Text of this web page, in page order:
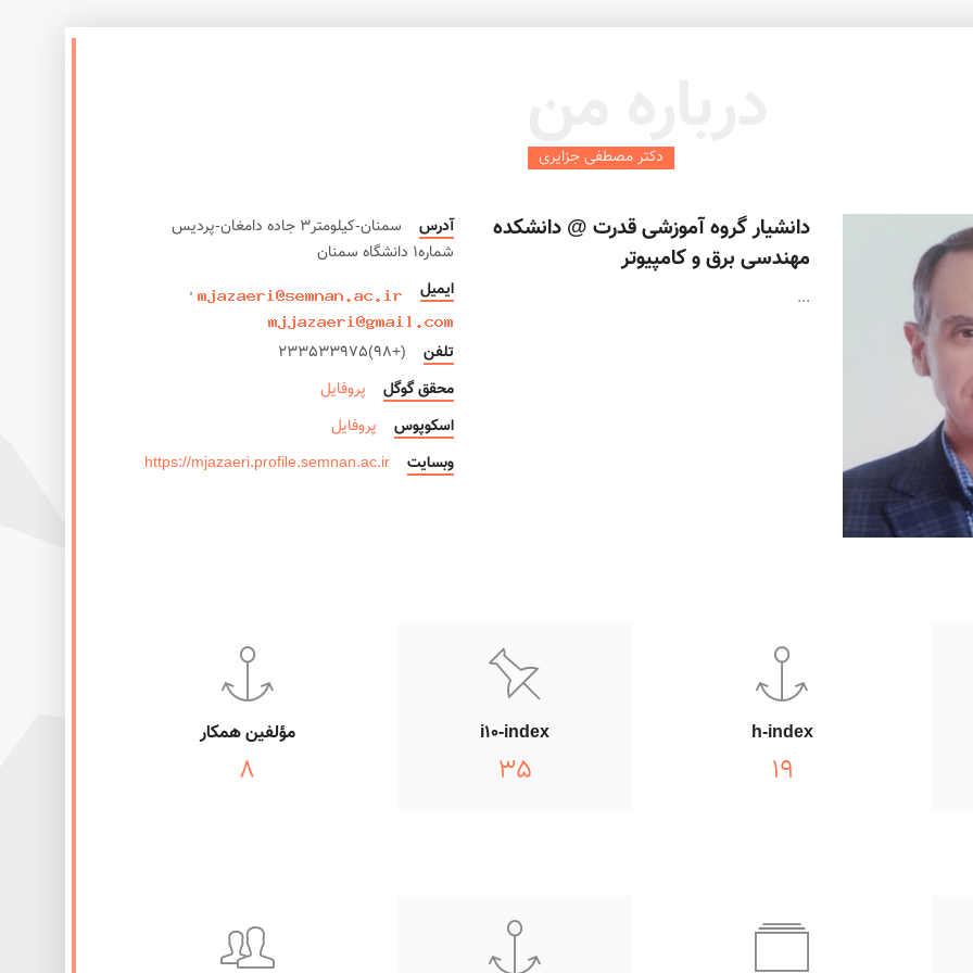
دکتر مصطفی جزایری
دانشیار گروه آموزشی قدرت @ دانشکده
مهندسی برق و کامپیوتر
...
آدرس
سمنان-کیلومتر3 جاده دامغان-پردیس
شماره1 دانشگاه سمنان
ایمیل
,
تلفن
(+98)233533975
محقق گوگل
پروفایل
اسکوپوس
پروفایل
وبسایت
https://mjazaeri.profile.semnan.ac.ir
h-index
19
i10-index
35
مؤلفین همکار
8
Design and implementation of an ultra-high gain, soft-switching, bidirectional dc-dc
A Transfer Learning-based Convolutional Neural Network for Event
Nonlinear model-based predictive control of a yeast fermentation bioreactor using new bee
سیگنال کوچک مبدل پل فعال دوگانه
A New Bee Colony-WNN Structure for Identification and Modelling of a
Irradiation and Temperature Estimation with a New Extended Kalman Particle Filter for Maximum Power Point
Speed and rotor position estimation for sensorless brushless DC
A new multi-objective profit-driven micro-CHP planning model under participation in